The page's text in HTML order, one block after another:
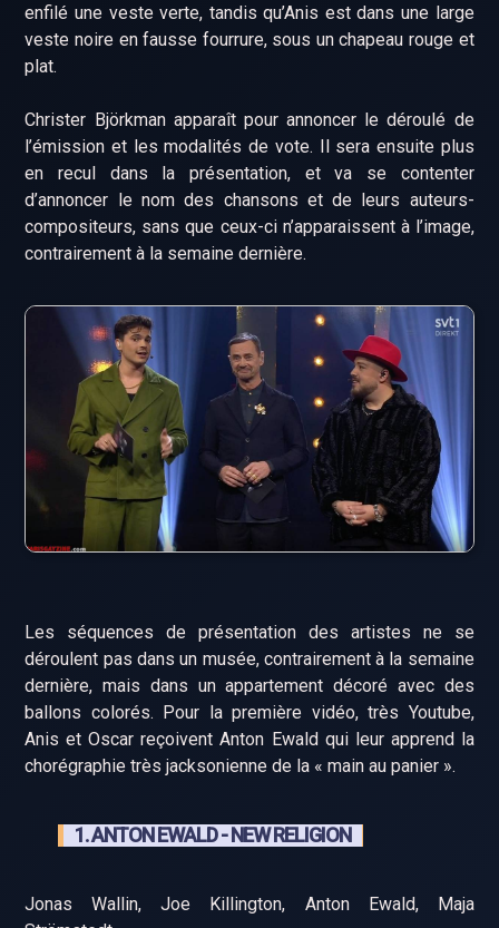
enfilé une veste verte, tandis qu’Anis est dans une large
veste noire en fausse fourrure, sous un chapeau rouge et
plat.
Christer Björkman apparaît pour annoncer le déroulé de
l’émission et les modalités de vote. Il sera ensuite plus
en recul dans la présentation, et va se contenter
d’annoncer le nom des chansons et de leurs auteurs-
compositeurs, sans que ceux-ci n’apparaissent à l’image,
contrairement à la semaine dernière.
Les séquences de présentation des artistes ne se
déroulent pas dans un musée, contrairement à la semaine
dernière, mais dans un appartement décoré avec des
ballons colorés. Pour la première vidéo, très Youtube,
Anis et Oscar reçoivent Anton Ewald qui leur apprend la
chorégraphie très jacksonienne de la « main au panier ».
1. ANTON EWALD - NEW RELIGION
Jonas Wallin, Joe Killington, Anton Ewald, Maja